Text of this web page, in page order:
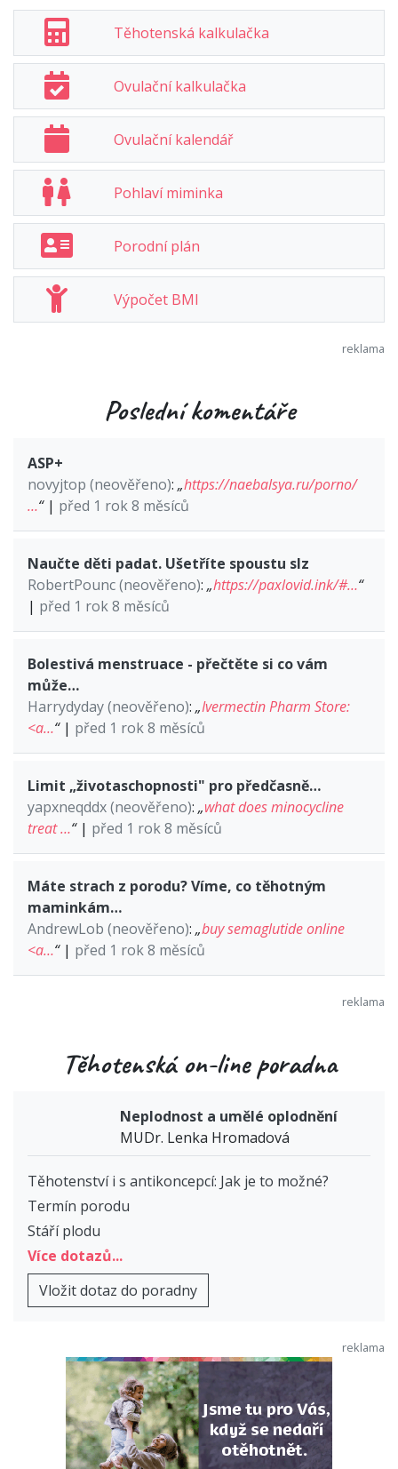
Těhotenská kalkulačka
Ovulační kalkulačka
Ovulační kalendář
Pohlaví miminka
Porodní plán
Výpočet BMI
Poslední komentáře
ASP+
novyjtop (neověřeno): „https://naebalsya.ru/porno/
…“| před 1 rok 8 měsíců
Naučte děti padat. Ušetříte spoustu slz
RobertPounc (neověřeno): „https://paxlovid.ink/#…“
| před 1 rok 8 měsíců
Bolestivá menstruace - přečtěte si co vám
může…
Harrydyday (neověřeno): „Ivermectin Pharm Store:
<a…“| před 1 rok 8 měsíců
Limit „životaschopnosti" pro předčasně…
yapxneqddx (neověřeno): „what does minocycline
treat …“| před 1 rok 8 měsíců
Máte strach z porodu? Víme, co těhotným
maminkám…
AndrewLob (neověřeno): „buy semaglutide online
<a…“| před 1 rok 8 měsíců
Těhotenská on-line poradna
Neplodnost a umělé oplodnění
MUDr. Lenka Hromadová
Těhotenství i s antikoncepcí: Jak je to možné?
Termín porodu
Stáří plodu
Více dotazů...
Vložit dotaz do poradny